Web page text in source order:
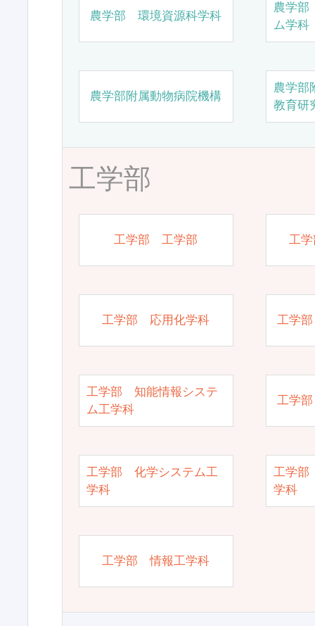
農学部 環境資源科学科
農学
ム学科
農学部附属動物病院機構
農学部
教育研
工学部
工学部 工学部 工
工学部 応用化学科 工学
工学部 知能情報システ
ム工学科
工学
工学部 化学システム工
学科
工学部
学科
工学部 情報工学科